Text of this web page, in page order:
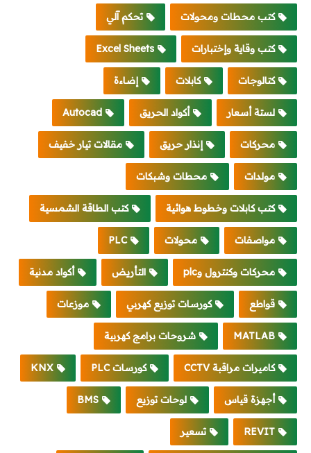
كتب محطات ومحولات تحكم آلي
كتب وقاية وإختبارات Excel Sheets
كتالوجات كابلات إضاءة
لستة أسعار أكواد الحريق Autocad
محركات إنذار حريق مقالات تيار خفيف
مولدات محطات وشبكات
كتب كابلات وخطوط هوائية كتب الطاقة الشمسية
مواصفات محولات PLC
محركات وكنترول وplc التأريض أكواد مدنية
قواطع كورسات توزيع كهربي موزعات
MATLAB شروحات برامج كهربية
كاميرات مراقبة CCTV كورسات PLC KNX
أجهزة قياس لوحات توزيع BMS
REVIT تسعير